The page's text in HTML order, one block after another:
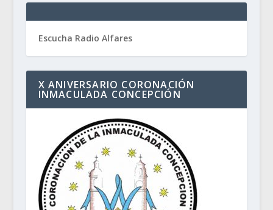
Escucha Radio Alfares
X ANIVERSARIO CORONACIÓN
INMACULADA CONCEPCIÓN